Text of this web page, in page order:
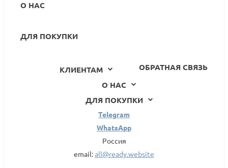
О НАС
ДЛЯ ПОКУПКИ
ОБРАТНАЯ СВЯЗЬ
КЛИЕНТАМ
О НАС
ДЛЯ ПОКУПКИ
Telegram
WhatsApp
Россия
email:all@ready.website